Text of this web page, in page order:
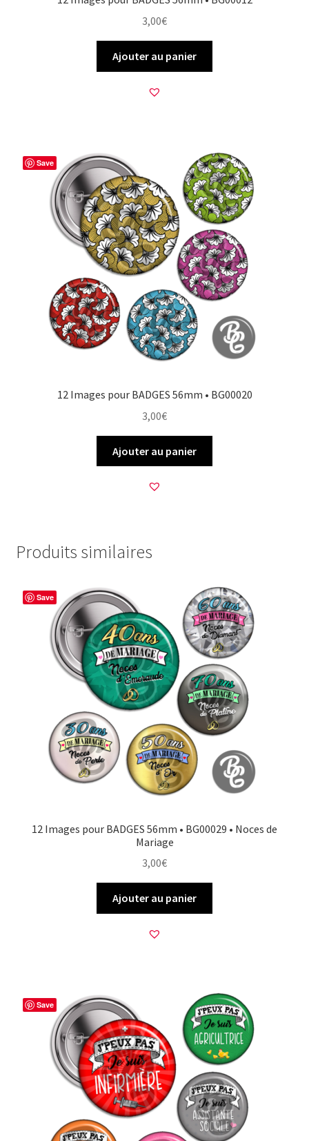
3,00€
Ajouter au panier
Save
12 Images pour BADGES 56mm • BG00020
3,00€
Ajouter au panier
Produits similaires
Save
12 Images pour BADGES 56mm • BG00029 • Noces de
Mariage
3,00€
Ajouter au panier
Save